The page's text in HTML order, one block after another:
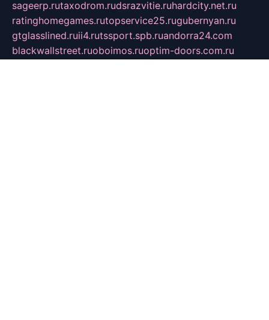
sageerp.rutaxodrom.rudsrazvitie.ruhardcity.net.ru
ratinghomegames.rutopservice25.rugubernyan.ru
gtglasslined.ruii4.rutssport.spb.ruandorra24.com
blackwallstreet.ruoboimos.ruoptim-doors.com.ru